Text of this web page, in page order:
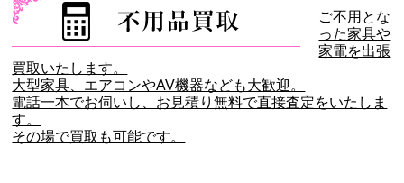
ご不用とな
った家具や
家電を出張
買取いたします。
大型家具、エアコンやAV機器なども大歓迎。
電話一本でお伺いし、お見積り無料で直接査定をいたしま
す。
その場で買取も可能です。